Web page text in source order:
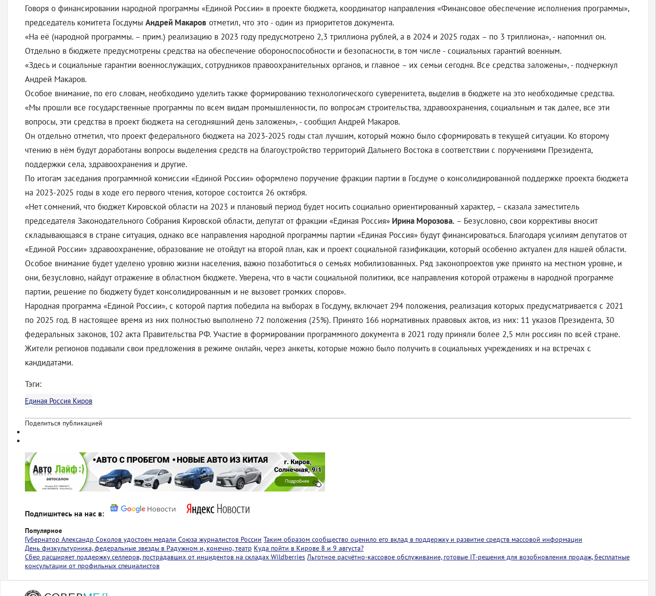
Говоря о финансировании народной программы «Единой России» в проекте бюджета, координатор направления «Финансовое обеспечение исполнения программы»,
председатель комитета Госдумы Андрей Макаров отметил, что это - один из приоритетов документа.
«На её (народной программы. – прим.) реализацию в 2023 году предусмотрено 2,3 триллиона рублей, а в 2024 и 2025 годах – по 3 триллиона», - напомнил он.
Отдельно в бюджете предусмотрены средства на обеспечение обороноспособности и безопасности, в том числе - социальных гарантий военным.
«Здесь и социальные гарантии военнослужащих, сотрудников правоохранительных органов, и главное – их семьи сегодня. Все средства заложены», - подчеркнул
Андрей Макаров.
Особое внимание, по его словам, необходимо уделить также формированию технологического суверенитета, выделив в бюджете на это необходимые средства.
«Мы прошли все государственные программы по всем видам промышленности, по вопросам строительства, здравоохранения, социальным и так далее, все эти
вопросы, эти средства в проект бюджета на сегодняшний день заложены», - сообщил Андрей Макаров.
Он отдельно отметил, что проект федерального бюджета на 2023-2025 годы стал лучшим, который можно было сформировать в текущей ситуации. Ко второму
чтению в нём будут доработаны вопросы выделения средств на благоустройство территорий Дальнего Востока в соответствии с поручениями Президента,
поддержки села, здравоохранения и другие.
По итогам заседания программной комиссии «Единой России» оформлено поручение фракции партии в Госдуме о консолидированной поддержке проекта бюджета
на 2023-2025 годы в ходе его первого чтения, которое состоится 26 октября.
«Нет сомнений, что бюджет Кировской области на 2023 и плановый период будет носить социально ориентированный характер, – сказала заместитель
председателя Законодательного Собрания Кировской области, депутат от фракции «Единая Россия» Ирина Морозова. – Безусловно, свои коррективы вносит
складывающаяся в стране ситуация, однако все направления народной программы партии «Единая Россия» будут финансироваться. Благодаря усилиям депутатов от
«Единой России» здравоохранение, образование не отойдут на второй план, как и проект социальной газификации, который особенно актуален для нашей области.
Особое внимание будет уделено уровню жизни населения, важно позаботиться о семьях мобилизованных. Ряд законопроектов уже принято на местном уровне, и
они, безусловно, найдут отражение в областном бюджете. Уверена, что в части социальной политики, все направления которой отражены в народной программе
партии, решение по бюджету будет консолидированным и не вызовет громких споров».
Народная программа «Единой России», с которой партия победила на выборах в Госдуму, включает 294 положения, реализация которых предусматривается с 2021
по 2025 год. В настоящее время из них полностью выполнено 72 положения (25%). Принято 166 нормативных правовых актов, из них: 11 указов Президента, 30
федеральных законов, 102 акта Правительства РФ. Участие в формировании программного документа в 2021 году приняли более 2,5 млн россиян по всей стране.
Жители регионов подавали свои предложения в режиме онлайн, через анкеты, которые можно было получить в социальных учреждениях и на встречах с
кандидатами.
Тэги:
Единая Россия Киров
Поделиться публикацией
Подпишитесь на нас в:
Популярное
Губернатор Александр Соколов удостоен медали Союза журналистов России Таким образом сообщество оценило его вклад в поддержку и развитие средств массовой информации
День физкультурника, федеральные звезды в Радужном и, конечно, театр Куда пойти в Кирове 8 и 9 августа?
Сбер расширяет поддержку селлеров, пострадавших от инцидентов на складах Wildberries Льготное расчётно-кассовое обслуживание, готовые IT-решения для возобновления продаж, бесплатные
консультации от профильных специалистов